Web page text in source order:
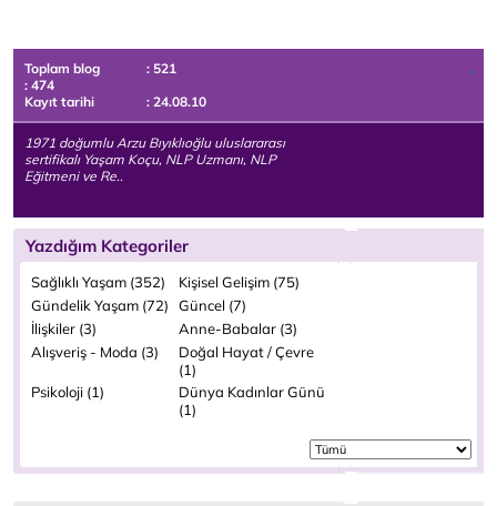
Toplam blog
: 521
: 474
Kayıt tarihi
: 24.08.10
1971 doğumlu Arzu Bıyıklıoğlu uluslararası
sertifikalı Yaşam Koçu, NLP Uzmanı, NLP
Eğitmeni ve Re..
Yazdığım Kategoriler
Sağlıklı Yaşam (352)
Kişisel Gelişim (75)
Gündelik Yaşam (72)
Güncel (7)
İlişkiler (3)
Anne-Babalar (3)
Alışveriş - Moda (3)
Doğal Hayat / Çevre
(1)
Psikoloji (1) Dünya Kadınlar Günü
(1)